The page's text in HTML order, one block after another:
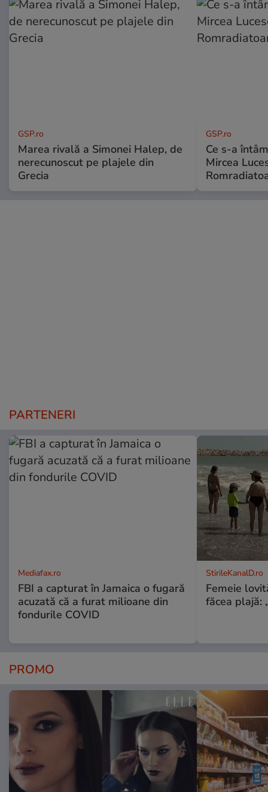
GSP.ro
Marea rivală a Simonei Halep, de
nerecunoscut pe plajele din
Grecia
GSP.ro
Ce s-a
Mircea
PARTENERI
Mediafax.ro
FBI a capturat în Jamaica o fugară
acuzată că a furat milioane din
fondurile COVID
StirileKanalD.ro
Femeie
făcea plajă:
PROMO